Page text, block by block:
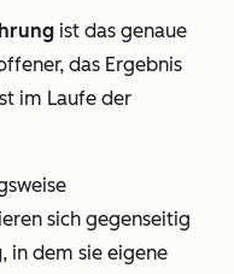
ist das genaue
das Ergebnis
im Laufe der
sich gegenseitig
, in dem sie eigene